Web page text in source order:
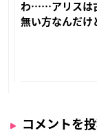
わ……アリスは
無い方なんだけ
コメントを